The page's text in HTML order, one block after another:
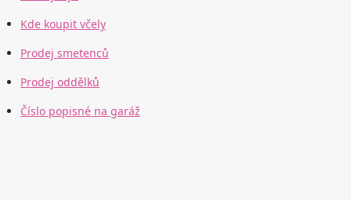
Kde koupit včely
Prodej smetenců
Prodej oddělků
Číslo popisné na garáž